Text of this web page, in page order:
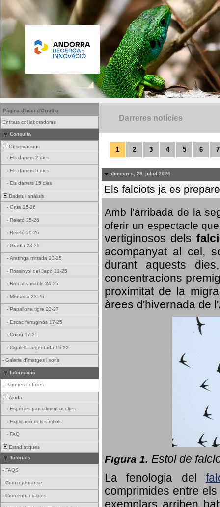
Pàgina d'inici d'Ornitho
Entitats col·laboradores
Consulta
Observacions
- Els darrers 2 dies
- Els darrers 5 dies
- Els darrers 15 dies
Dades i anàlisis
- Grua 25-26
- Reietó 25-26
- Reietó 25-26
- Graula 23-25
- Aratinga mitrada 23-25
- Rossinyol del Japó 21-25
- Brocat variable 24-25
- Monarca 23-25
- Papallona tigre 23-27
- Escac ferruginós 17-25
- Coipú 17-25
- Cigalella argentada 15-22
- Galeria d'imatges i sons
Informació
- Darreres notícies
Ajuda
- Espècies parcialment ocultes
- Explicació dels símbols
- FAQ
Estadístiques
Tutorials
- FAQS
- Com registrar-se
- Com entrar dades
Darreres notícies
1 2 3 4 5 6 7
dimecres, 29. juliol 2026
Els falciots ja es
Amb l'arribada de la
oferir un espectacle
vertiginosos dels
acompanyat al cel,
durant aquests
concentracions
proximitat de la
àrees d'hivernada de
Figura 1. Estol de
La fenologia del
comprimides entre
exemplars arriben